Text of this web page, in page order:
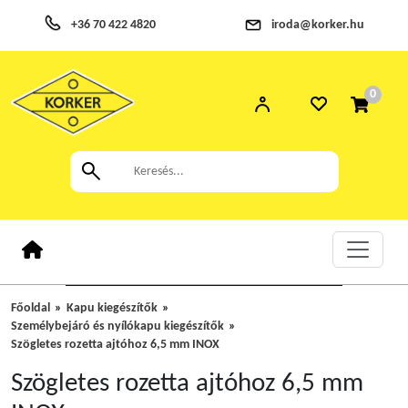
+36 70 422 4820 iroda@korker.hu
0
Főoldal
Kapu kiegészítők
Személybejáró és nyílókapu kiegészítők
Szögletes rozetta ajtóhoz 6,5 mm INOX
Szögletes rozetta ajtóhoz 6,5 mm